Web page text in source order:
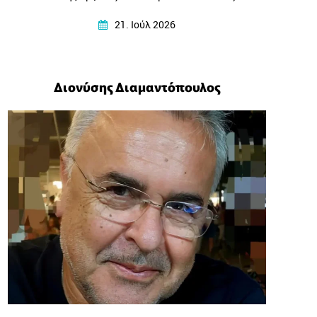
σε κόσμους και πολιτισμούς.
21. Ιούλ 2026
Διονύσης Διαμαντόπουλος